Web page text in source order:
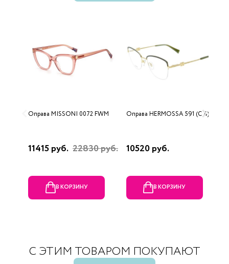
Оправа MISSONI 0072 FWM
11415 руб. 22830 руб.
В КОРЗИНУ
Оправа HERMOSSA 591 (C 4)
10520 руб.
В КОРЗИНУ
С ЭТИМ ТОВАРОМ ПОКУПАЮТ